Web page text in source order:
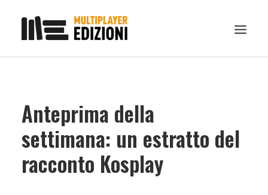
LIBRI
GUIDE STRATEGICHE
GADGET
NEWS
Anteprima della
settimana: un estratto del
racconto Kosplay